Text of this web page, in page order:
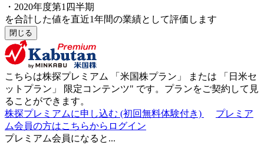
・2020年度第1四半期
を合計した値を直近1年間の業績として評価します
閉じる
こちらは株探プレミアム 「 米国株プラン 」 または 「 日米セ
ットプラン 」 限定コンテンツ" です。プランをご契約して見
ることができます。
株探プレミアムに申し込む (初回無料体験付き)
プレミア
ム会員の方はこちらからログイン
プレミアム会員になると...